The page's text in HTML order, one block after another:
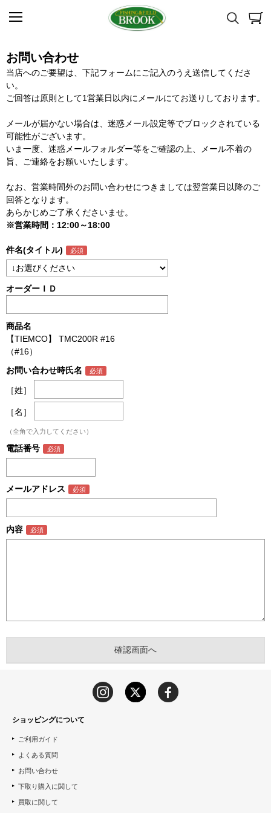
お問い合わせ
当店へのご要望は、下記フォームにご記入のうえ送信してくださ
い。
ご回答は原則として1営業日以内にメールにてお送りしております。
メールが届かない場合は、迷惑メール設定等でブロックされている
可能性がございます。
いま一度、迷惑メールフォルダー等をご確認の上、メール不着の
旨、ご連絡をお願いいたします。
なお、営業時間外のお問い合わせにつきましては翌営業日以降のご
回答となります。
あらかじめご了承くださいませ。
※営業時間：12:00～18:00
件名(タイトル)
オーダーＩＤ
商品名
【TIEMCO】 TMC200R #16
（#16）
お問い合わせ時氏名
［姓］
［名］
（全角で入力してください）
電話番号
メールアドレス
内容
ショッピングについて
ご利用ガイド
よくある質問
お問い合わせ
下取り購入に関して
買取に関して